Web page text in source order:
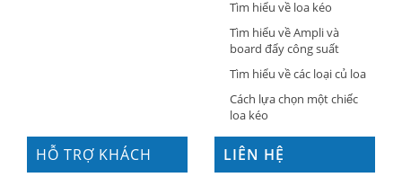
Tìm hiểu về loa kéo
Tìm hiểu về Ampli và
board đẩy công suất
Tìm hiểu về các loại củ loa
Cách lựa chọn một chiếc
loa kéo
HỖ TRỢ KHÁCH
LIÊN HỆ